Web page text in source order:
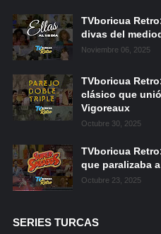
TVboricua
divas del
Noviembre 06, 2025
TVboricua
clásico que
Vigoreaux
Octubre 30, 2025
TVboricua
que paralizaba
Octubre 23, 2025
SERIES TURCAS